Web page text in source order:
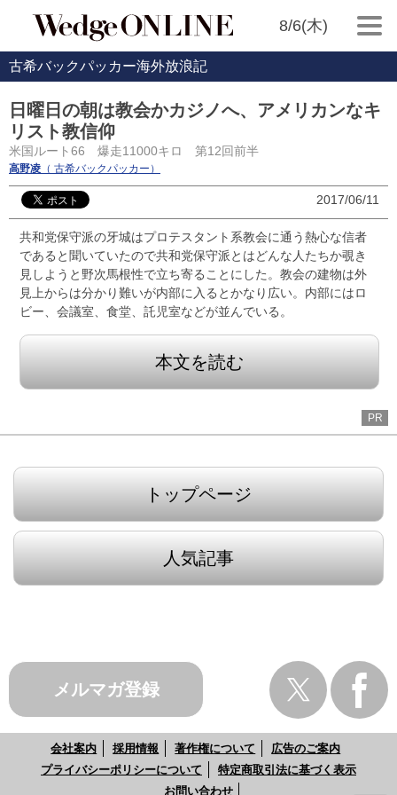
8/6(木)
古希バックパッカー海外放浪記
日曜日の朝は教会かカジノへ、アメリカンなキ
リスト教信仰
米国ルート66 爆走11000キロ 第12回前半
高野凌 （ 古希バックパッカー）
2017/06/11
共和党保守派の牙城はプロテスタント系教会に通う熱心な信者
であると聞いていたので共和党保守派とはどんな人たちか覗き
見しようと野次馬根性で立ち寄ることにした。教会の建物は外
見上からは分かり難いが内部に入るとかなり広い。内部にはロ
ビー、会議室、食堂、託児室などが並んでいる。
本文を読む
PR
トップページ
人気記事
メルマガ登録
会社案内 採用情報 著作権について
広告のご案内
プライバシーポリシーについて
特定商取引法に基づく表示
お問い合わせ